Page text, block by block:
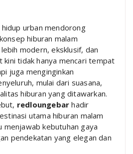
urban mendorong
hiburan malam
modern, eksklusif, dan
kini tidak hanya mencari tempat
juga menginginkan
mulai dari suasana,
hiburan yang ditawarkan.
redloungebar hadir
utama hiburan malam
menjawab kebutuhan gaya
pendekatan yang elegan dan